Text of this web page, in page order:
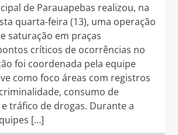
de Parauapebas realizou, na
quarta-feira (13), uma operação
saturação em praças
críticos de ocorrências no
foi coordenada pela equipe
como foco áreas com registros
consumo de
tráfico de drogas. Durante a
[…]